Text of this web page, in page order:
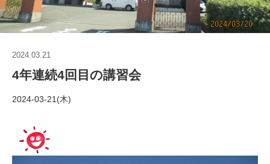
2024.03.21
4年連続4回目の講習会
2024-03-21(木)